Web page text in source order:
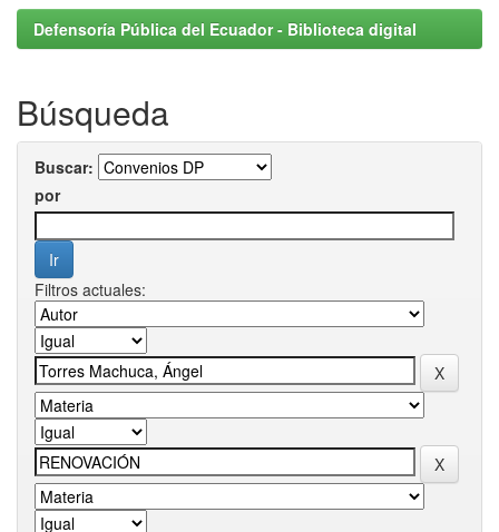
Defensoría Pública del Ecuador - Biblioteca digital
Búsqueda
Buscar:
por
Filtros actuales: